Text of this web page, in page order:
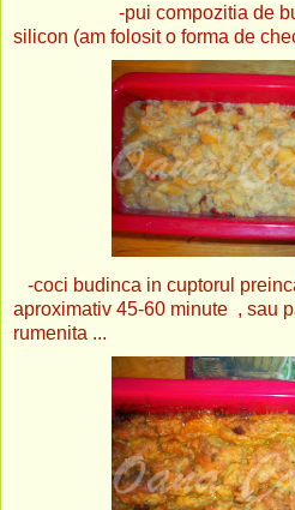
-pui compozitia de
silicon (am folosit o forma de
-coci budinca in cuptorul
aproximativ 45-60 minute , sau
rumenita ...